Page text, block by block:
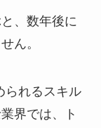
、数年後に
ん。
られるスキル
界では、ト